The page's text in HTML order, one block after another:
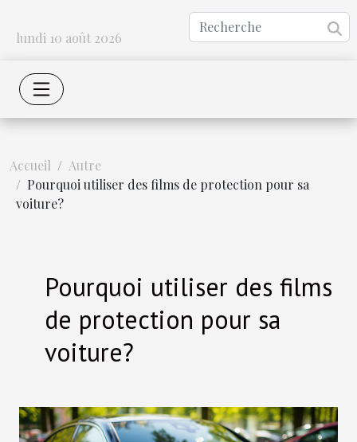
lundi 10 août 2026
Accueil
Autre
Pourquoi utiliser des films de protection pour sa
voiture?
Pourquoi utiliser des films
de protection pour sa
voiture?